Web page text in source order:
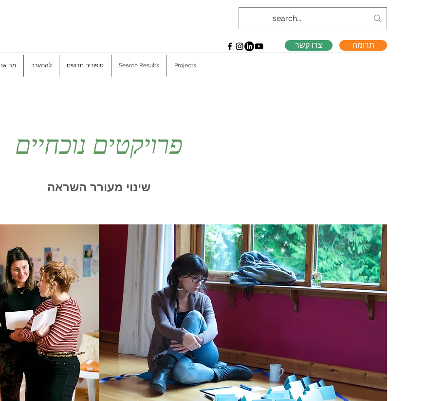
צרו קשר תרומה
מה להתערב סיפורים חדשים Search Results Projects
פרויקטים נוכחיים
שינוי מעורר השראה